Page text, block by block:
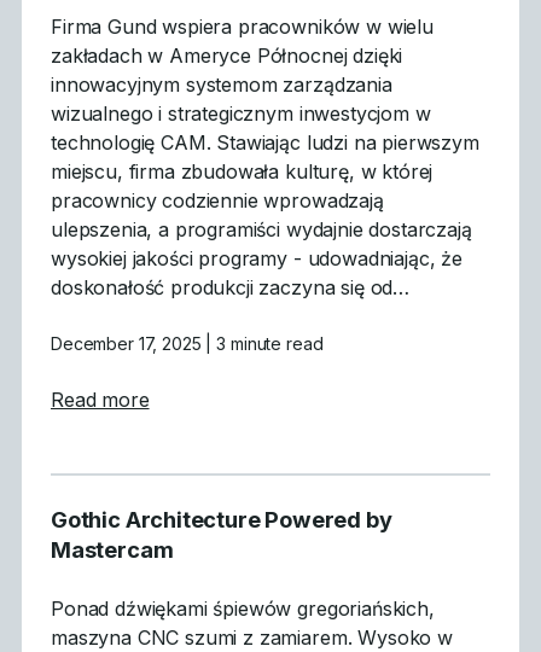
Firma Gund wspiera pracowników w wielu
zakładach w Ameryce Północnej dzięki
innowacyjnym systemom zarządzania
wizualnego i strategicznym inwestycjom w
technologię CAM. Stawiając ludzi na pierwszym
miejscu, firma zbudowała kulturę, w której
pracownicy codziennie wprowadzają
ulepszenia, a programiści wydajnie dostarczają
wysokiej jakości programy - udowadniając, że
doskonałość produkcji zaczyna się od…
December 17, 2025 | 3 minute read
Read moreabout Produkcja oparta na ludziach: Jak
Gothic Architecture Powered by
Mastercam
Ponad dźwiękami śpiewów gregoriańskich,
maszyna CNC szumi z zamiarem. Wysoko w